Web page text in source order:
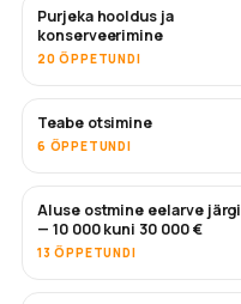
Purjeka hooldus ja
konserveerimine
20 ÕPPETUNDI
Teabe otsimine
6 ÕPPETUNDI
TULEMAS
Aluse ostmine eelarve järgi
— 10 000 kuni 30 000 €
13 ÕPPETUNDI